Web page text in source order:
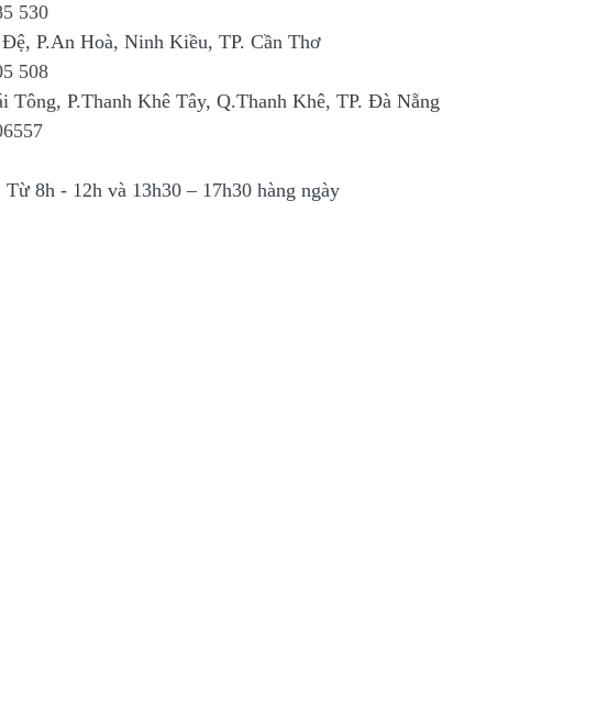
530
P.An Hoà, Ninh Kiều, TP. Cần Thơ
508
Tông, P.Thanh Khê Tây, Q.Thanh Khê, TP. Đà Nẵng
8h - 12h và 13h30 – 17h30 hàng ngày